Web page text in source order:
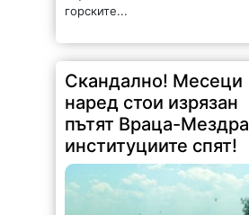
горските...
Скандално! Месеци
наред стои изрязан
пътят Враца-Мездра,
институциите спят!